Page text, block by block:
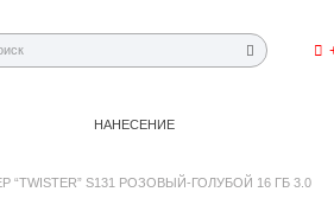
НАНЕСЕНИЕ
S131 РОЗОВЫЙ-ГОЛУБОЙ 16 ГБ 3.0